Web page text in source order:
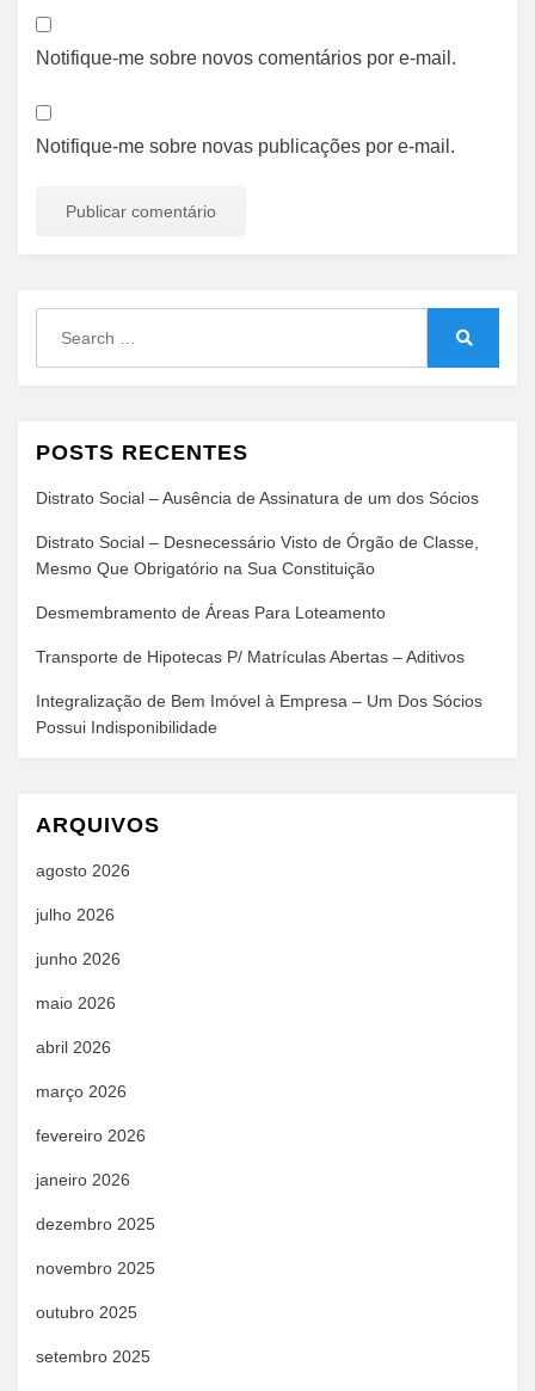
Notifique-me sobre novos comentários por e-mail.
Notifique-me sobre novas publicações por e-mail.
POSTS RECENTES
Distrato Social – Ausência de Assinatura de um dos Sócios
Distrato Social – Desnecessário Visto de Órgão de Classe,
Mesmo Que Obrigatório na Sua Constituição
Desmembramento de Áreas Para Loteamento
Transporte de Hipotecas P/ Matrículas Abertas – Aditivos
Integralização de Bem Imóvel à Empresa – Um Dos Sócios
Possui Indisponibilidade
ARQUIVOS
agosto 2026
julho 2026
junho 2026
maio 2026
abril 2026
março 2026
fevereiro 2026
janeiro 2026
dezembro 2025
novembro 2025
outubro 2025
setembro 2025